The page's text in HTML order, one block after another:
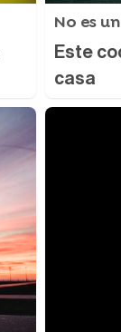
No es
Este
casa